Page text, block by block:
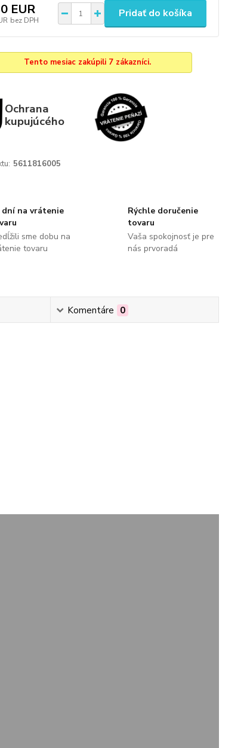
EUR
bez DPH
Pridať do košíka
Tento mesiac zakúpili 7 zákazníci.
Ochrana
kupujúcého
5611816005
dní na vrátenie
sme dobu na
tovaru
Rýchle doručenie
tovaru
Vaša spokojnosť je pre
nás prvoradá
Komentáre 0